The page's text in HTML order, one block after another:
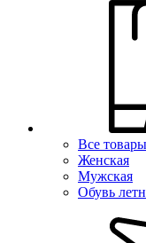
Все товары
Женская
Мужская
Обувь